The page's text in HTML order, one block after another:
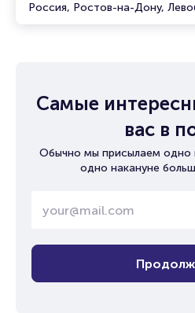
Россия, Ростов-на-Дону,
Самые
вас в
Обычно мы присылаем одно
одно накануне